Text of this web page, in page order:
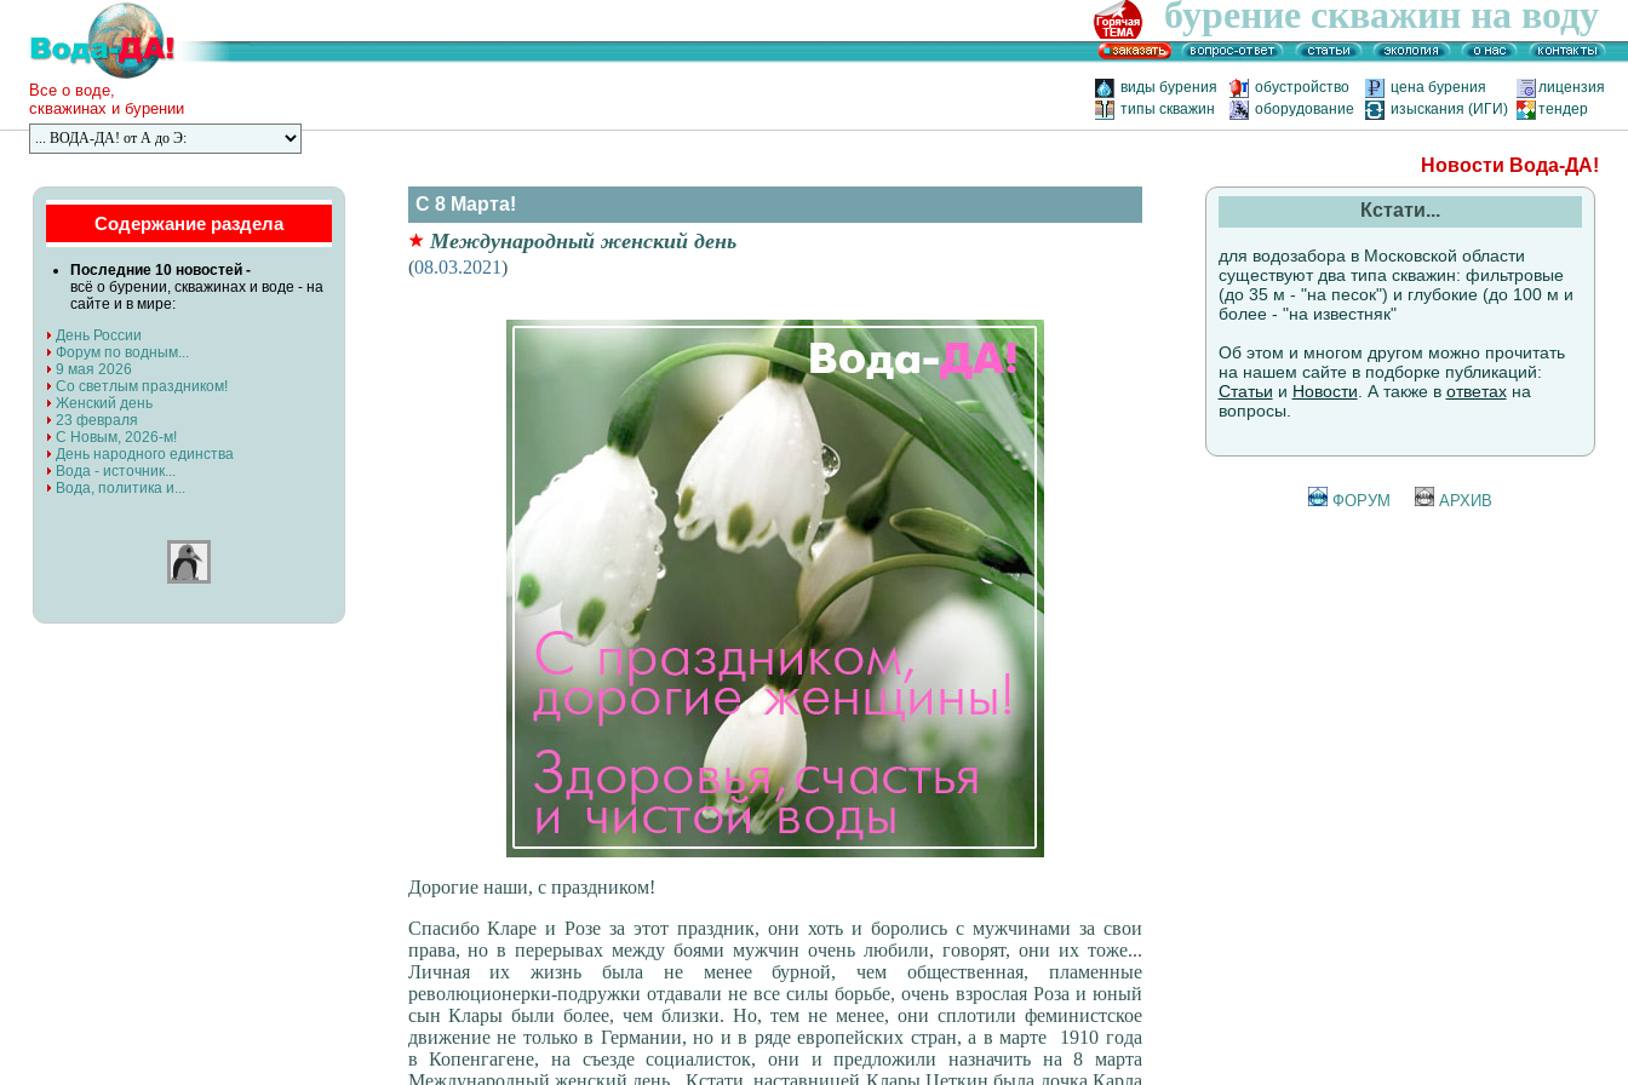
бурение скважин на воду
виды бурения обустройство цена бурения
лицензия
типы скважин
оборудование изыскания (ИГИ) тендер
Все о воде,
скважинах и бурении
Новости Вода-ДА!
Содержание раздела
Последние 10 новостей -
всё о бурении, скважинах и воде - на
сайте и в мире:
День России
Форум по водным...
9 мая 2026
Со светлым праздником!
Женский день
23 февраля
С Новым, 2026-м!
День народного единства
Вода - источник...
Вода, политика и...
C 8 Марта!
Международный женский день
(08.03.2021)
Дорогие наши, с праздником!
Спасибо Кларе и Розе за этот праздник, они хоть и боролись с мужчинами за свои
права, но в перерывах между боями мужчин очень любили, говорят, они их тоже...
Личная их жизнь была не менее бурной, чем общественная, пламенные
революционерки-подружки отдавали не все силы борьбе, очень взрослая Роза и юный
сын Клары были более, чем близки. Но, тем не менее, они сплотили феминистское
движение не только в Германии, но и в ряде европейских стран, а в марте 1910 года
в Копенгагене, на съезде социалисток, они и предложили назначить на 8 марта
Кстати...
для водозабора в Московской области
существуют два типа скважин: фильтровые
(до 35 м - "на песок") и глубокие (до 100 м и
более - "на известняк"
Об этом и многом другом можно прочитать
на нашем сайте в подборке публикаций:
Статьи и Новости. А также в ответахна
вопросы.
ФОРУМ АРХИВ